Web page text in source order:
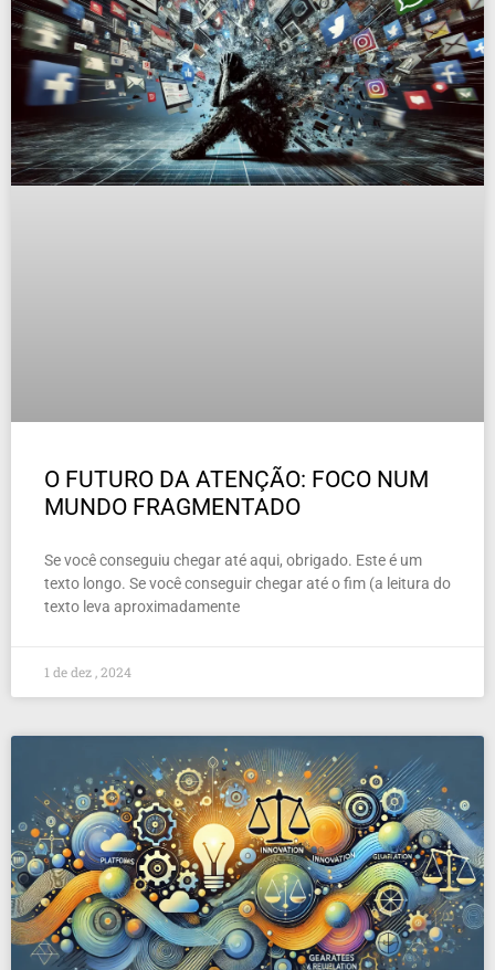
O FUTURO DA ATENÇÃO: FOCO NUM
MUNDO FRAGMENTADO
Se você conseguiu chegar até aqui, obrigado. Este é um
texto longo. Se você conseguir chegar até o fim (a leitura do
texto leva aproximadamente
1 de dez , 2024